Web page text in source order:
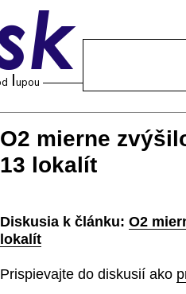
O2 mierne
13 lokalít
Diskusia k článku: O2
lokalít
Prispievajte do diskusií ako